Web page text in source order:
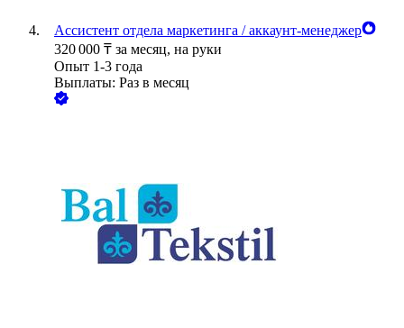
Ассистент отдела маркетинга / аккаунт-менеджер
320 000 ₸ за месяц, на руки
Опыт 1-3 года
Выплаты: Раз в месяц